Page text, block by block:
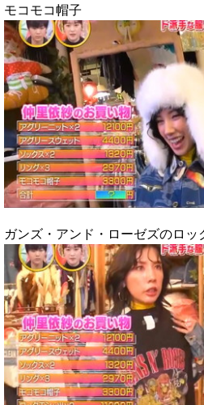
モコモコ帽子
ガンズ・アンド・ローゼズのロッ